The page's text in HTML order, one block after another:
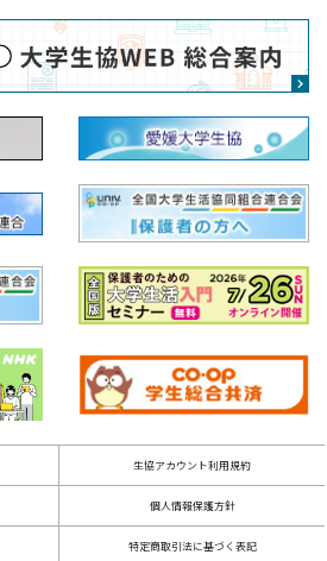
生協アカウント利用規約
個人情報保護方針
特定商取引法に基づく表記